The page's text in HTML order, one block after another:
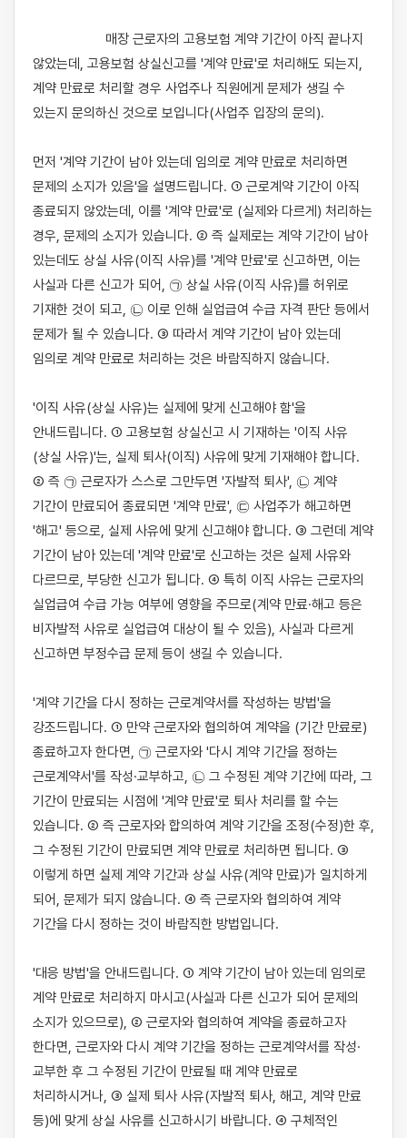
않았는데, 고용보험 상실신고를 '계약 만료'로 처리해도 되는지,
계약 만료로 처리할 경우 사업주나 직원에게 문제가 생길 수
있는지 문의하신 것으로 보입니다(사업주 입장의 문의).
먼저 '계약 기간이 남아 있는데 임의로 계약 만료로 처리하면
문제의 소지가 있음'을 설명드립니다. ① 근로계약 기간이 아직
종료되지 않았는데, 이를 '계약 만료'로 (실제와 다르게) 처리하는
경우, 문제의 소지가 있습니다. ② 즉 실제로는 계약 기간이 남아
있는데도 상실 사유(이직 사유)를 '계약 만료'로 신고하면, 이는
사실과 다른 신고가 되어, ㉠ 상실 사유(이직 사유)를 허위로
기재한 것이 되고, ㉡ 이로 인해 실업급여 수급 자격 판단 등에서
문제가 될 수 있습니다. ③ 따라서 계약 기간이 남아 있는데
임의로 계약 만료로 처리하는 것은 바람직하지 않습니다.
'이직 사유(상실 사유)는 실제에 맞게 신고해야 함'을
안내드립니다. ① 고용보험 상실신고 시 기재하는 '이직 사유
(상실 사유)'는, 실제 퇴사(이직) 사유에 맞게 기재해야 합니다.
② 즉 ㉠ 근로자가 스스로 그만두면 '자발적 퇴사', ㉡ 계약
기간이 만료되어 종료되면 '계약 만료', ㉢ 사업주가 해고하면
'해고' 등으로, 실제 사유에 맞게 신고해야 합니다. ③ 그런데 계약
기간이 남아 있는데 '계약 만료'로 신고하는 것은 실제 사유와
다르므로, 부당한 신고가 됩니다. ④ 특히 이직 사유는 근로자의
실업급여 수급 가능 여부에 영향을 주므로(계약 만료·해고 등은
비자발적 사유로 실업급여 대상이 될 수 있음), 사실과 다르게
신고하면 부정수급 문제 등이 생길 수 있습니다.
'계약 기간을 다시 정하는 근로계약서를 작성하는 방법'을
강조드립니다. ① 만약 근로자와 협의하여 계약을 (기간 만료로)
종료하고자 한다면, ㉠ 근로자와 '다시 계약 기간을 정하는
근로계약서'를 작성·교부하고, ㉡ 그 수정된 계약 기간에 따라, 그
기간이 만료되는 시점에 '계약 만료'로 퇴사 처리를 할 수는
있습니다. ② 즉 근로자와 합의하여 계약 기간을 조정(수정)한 후,
그 수정된 기간이 만료되면 계약 만료로 처리하면 됩니다. ③
이렇게 하면 실제 계약 기간과 상실 사유(계약 만료)가 일치하게
되어, 문제가 되지 않습니다. ④ 즉 근로자와 협의하여 계약
기간을 다시 정하는 것이 바람직한 방법입니다.
'대응 방법'을 안내드립니다. ① 계약 기간이 남아 있는데 임의로
계약 만료로 처리하지 마시고(사실과 다른 신고가 되어 문제의
소지가 있으므로), ② 근로자와 협의하여 계약을 종료하고자
한다면, 근로자와 다시 계약 기간을 정하는 근로계약서를 작성·
교부한 후 그 수정된 기간이 만료될 때 계약 만료로
처리하시거나, ③ 실제 퇴사 사유(자발적 퇴사, 해고, 계약 만료
등)에 맞게 상실 사유를 신고하시기 바랍니다. ④ 구체적인